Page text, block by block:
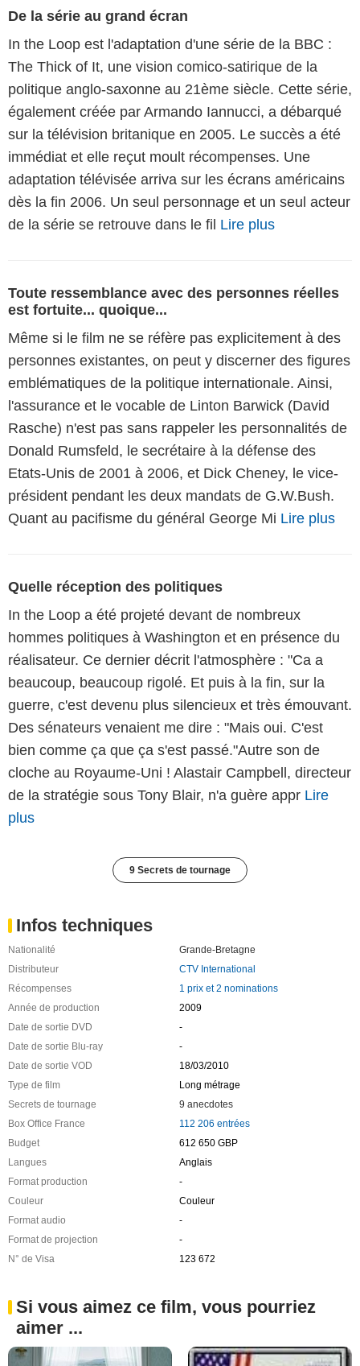
De la série au grand écran
In the Loop est l'adaptation d'une série de la BBC :
The Thick of It, une vision comico-satirique de la
politique anglo-saxonne au 21ème siècle. Cette série,
également créée par Armando Iannucci, a débarqué
sur la télévision britanique en 2005. Le succès a été
immédiat et elle reçut moult récompenses. Une
adaptation télévisée arriva sur les écrans américains
dès la fin 2006. Un seul personnage et un seul acteur
de la série se retrouve dans le fil Lire plus
Toute ressemblance avec des personnes réelles
est fortuite... quoique...
Même si le film ne se réfère pas explicitement à des
personnes existantes, on peut y discerner des figures
emblématiques de la politique internationale. Ainsi,
l'assurance et le vocable de Linton Barwick (David
Rasche) n'est pas sans rappeler les personnalités de
Donald Rumsfeld, le secrétaire à la défense des
Etats-Unis de 2001 à 2006, et Dick Cheney, le vice-
président pendant les deux mandats de G.W.Bush.
Quant au pacifisme du général George Mi Lire plus
Quelle réception des politiques
In the Loop a été projeté devant de nombreux
hommes politiques à Washington et en présence du
réalisateur. Ce dernier décrit l'atmosphère : "Ca a
beaucoup, beaucoup rigolé. Et puis à la fin, sur la
guerre, c'est devenu plus silencieux et très émouvant.
Des sénateurs venaient me dire : "Mais oui. C'est
bien comme ça que ça s'est passé."Autre son de
cloche au Royaume-Uni ! Alastair Campbell, directeur
de la stratégie sous Tony Blair, n'a guère appr Lire
plus
9 Secrets de tournage
Infos techniques
Nationalité
Grande-Bretagne
Distributeur
CTV International
Récompenses
1 prix et 2 nominations
Année de production
2009
Date de sortie DVD
-
Date de sortie Blu-ray
-
Date de sortie VOD
18/03/2010
Type de film
Long métrage
Secrets de tournage
9 anecdotes
Box Office France
112 206 entrées
Budget
612 650 GBP
Langues
Anglais
Format production
-
Couleur
Couleur
Format audio
-
Format de projection
-
N° de Visa
123 672
Si vous aimez ce film, vous pourriez
aimer ...